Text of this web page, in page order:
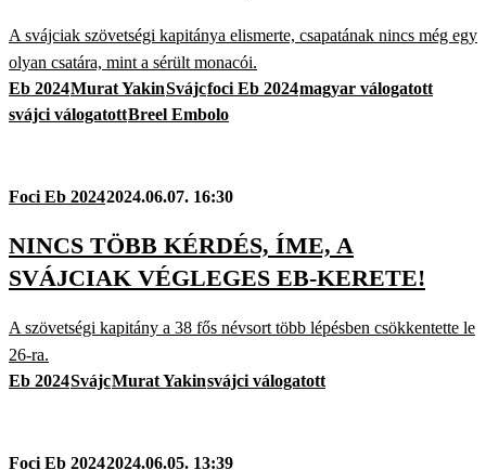
A svájciak szövetségi kapitánya elismerte, csapatának nincs még egy
olyan csatára, mint a sérült monacói.
Eb 2024Murat YakinSvájcfoci Eb 2024magyar válogatott
svájci válogatottBreel Embolo
Foci Eb 20242024.06.07. 16:30
NINCS TÖBB KÉRDÉS, ÍME, A
SVÁJCIAK VÉGLEGES EB-KERETE!
A szövetségi kapitány a 38 fős névsort több lépésben csökkentette le
26-ra.
Eb 2024SvájcMurat Yakinsvájci válogatott
Foci Eb 20242024.06.05. 13:39